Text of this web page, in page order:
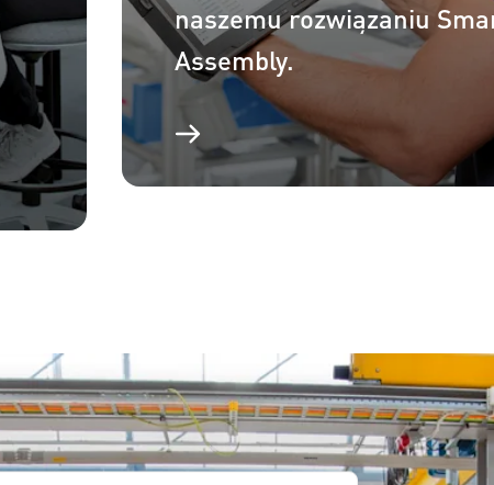
naszemu rozwiązaniu
Assembly.